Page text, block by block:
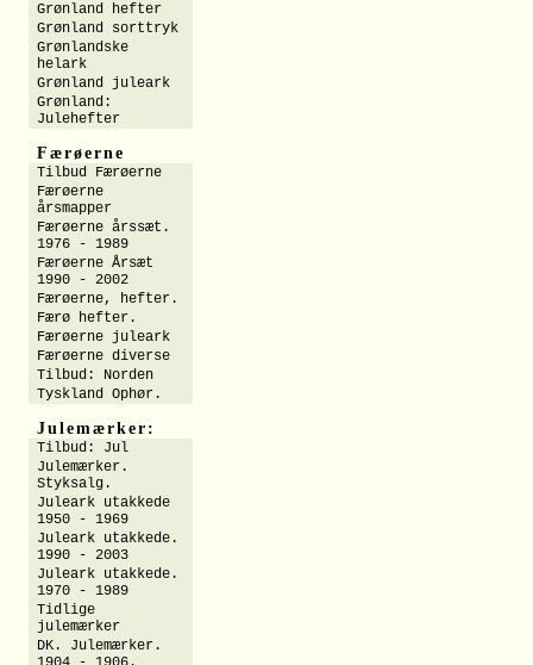
Grønland hefter
Grønland sorttryk
Grønlandske
helark
Grønland juleark
Grønland:
Julehefter
Færøerne
Tilbud Færøerne
Færøerne
årsmapper
Færøerne årssæt.
1976 - 1989
Færøerne Årsæt
1990 - 2002
Færøerne, hefter.
Færø hefter.
Færøerne juleark
Færøerne diverse
Tilbud: Norden
Tyskland Ophør.
Julemærker:
Tilbud: Jul
Julemærker.
Styksalg.
Juleark utakkede
1950 - 1969
Juleark utakkede.
1990 - 2003
Juleark utakkede.
1970 - 1989
Tidlige
julemærker
DK. Julemærker.